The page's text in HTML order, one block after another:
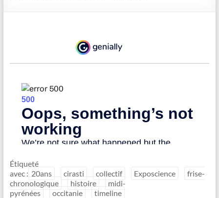
Étiqueté
avec : 20ans cirasti collectif Exposcience
frise-
chronologique
histoire
midi-
pyrénées
occitanie timeline